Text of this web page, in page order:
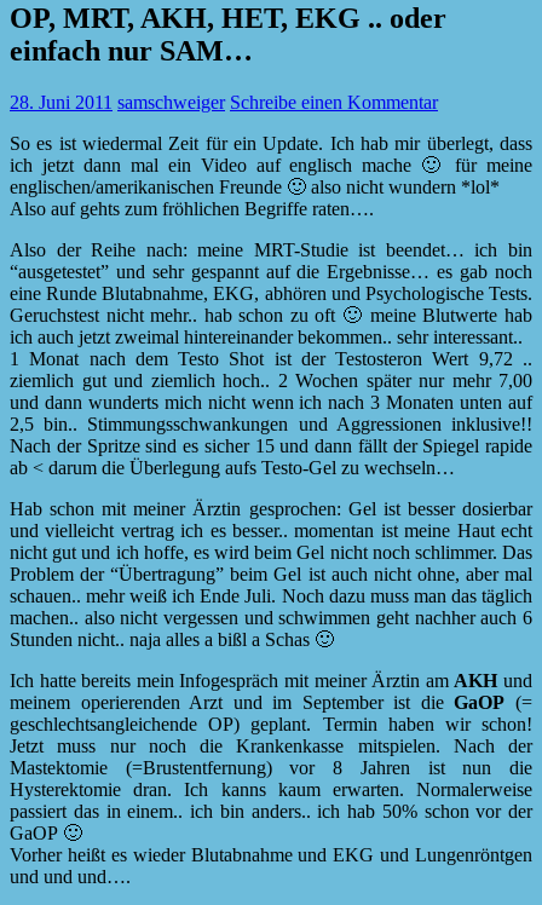
OP, MRT, AKH, HET, EKG .. oder
einfach nur SAM…
28. Juni 2011 samschweiger Schreibe einen Kommentar
So es ist wiedermal Zeit für ein Update. Ich hab mir überlegt, dass
ich jetzt dann mal ein Video auf englisch mache 🙂 für meine
englischen/amerikanischen Freunde 🙂 also nicht wundern *lol*
Also auf gehts zum fröhlichen Begriffe raten….
Also der Reihe nach: meine MRT-Studie ist beendet… ich bin
“ausgetestet” und sehr gespannt auf die Ergebnisse… es gab noch
eine Runde Blutabnahme, EKG, abhören und Psychologische Tests.
Geruchstest nicht mehr.. hab schon zu oft 🙂 meine Blutwerte hab
ich auch jetzt zweimal hintereinander bekommen.. sehr interessant..
1 Monat nach dem Testo Shot ist der Testosteron Wert 9,72 ..
ziemlich gut und ziemlich hoch.. 2 Wochen später nur mehr 7,00
und dann wunderts mich nicht wenn ich nach 3 Monaten unten auf
2,5 bin.. Stimmungsschwankungen und Aggressionen inklusive!!
Nach der Spritze sind es sicher 15 und dann fällt der Spiegel rapide
ab < darum die Überlegung aufs Testo-Gel zu wechseln…
Hab schon mit meiner Ärztin gesprochen: Gel ist besser dosierbar
und vielleicht vertrag ich es besser.. momentan ist meine Haut echt
nicht gut und ich hoffe, es wird beim Gel nicht noch schlimmer. Das
Problem der “Übertragung” beim Gel ist auch nicht ohne, aber mal
schauen.. mehr weiß ich Ende Juli. Noch dazu muss man das täglich
machen.. also nicht vergessen und schwimmen geht nachher auch 6
Stunden nicht.. naja alles a bißl a Schas 🙂
Ich hatte bereits mein Infogespräch mit meiner Ärztin am AKHund
meinem operierenden Arzt und im September ist dieGaOP (=
geschlechtsangleichende OP) geplant. Termin haben wir schon!
Jetzt muss nur noch die Krankenkasse mitspielen. Nach der
Mastektomie (=Brustentfernung) vor 8 Jahren ist nun die
Hysterektomie dran. Ich kanns kaum erwarten. Normalerweise
passiert das in einem.. ich bin anders.. ich hab 50% schon vor der
GaOP 🙂
Vorher heißt es wieder Blutabnahme und EKG und Lungenröntgen
und und und….